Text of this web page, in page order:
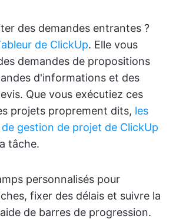
des demandes entrantes ?
de ClickUp. Elle vous
demandes de propositions
d'informations et des
Que vous exécutiez ces
projets proprement dits, les
gestion de projet de ClickUp
tâche.
personnalisés pour
fixer des délais et suivre la
de barres de progression.